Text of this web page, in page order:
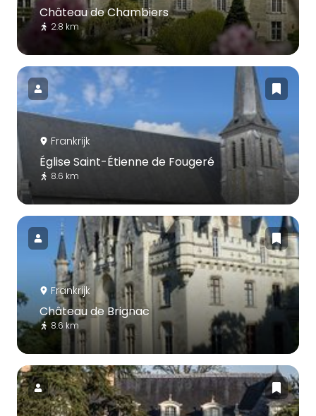
Château de Chambiers
2.8 km
Frankrijk
Église Saint-Étienne de Fougeré
8.6 km
Frankrijk
Château de Brignac
8.6 km